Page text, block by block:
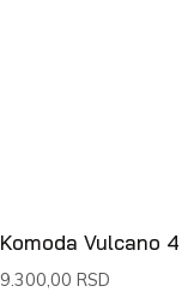
Komoda Vulcano 4
9.300,00 RSD